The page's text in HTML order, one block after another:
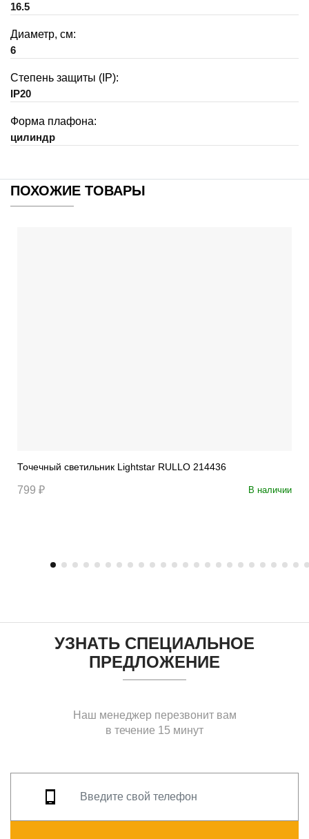
16.5
Диаметр, см:
6
Степень защиты (IP):
IP20
Форма плафона:
цилиндр
ПОХОЖИЕ ТОВАРЫ
Точечный светильник Lightstar RULLO 214436
799 ₽ В наличии
УЗНАТЬ СПЕЦИАЛЬНОЕ
ПРЕДЛОЖЕНИЕ
Наш менеджер перезвонит вам
в течение 15 минут